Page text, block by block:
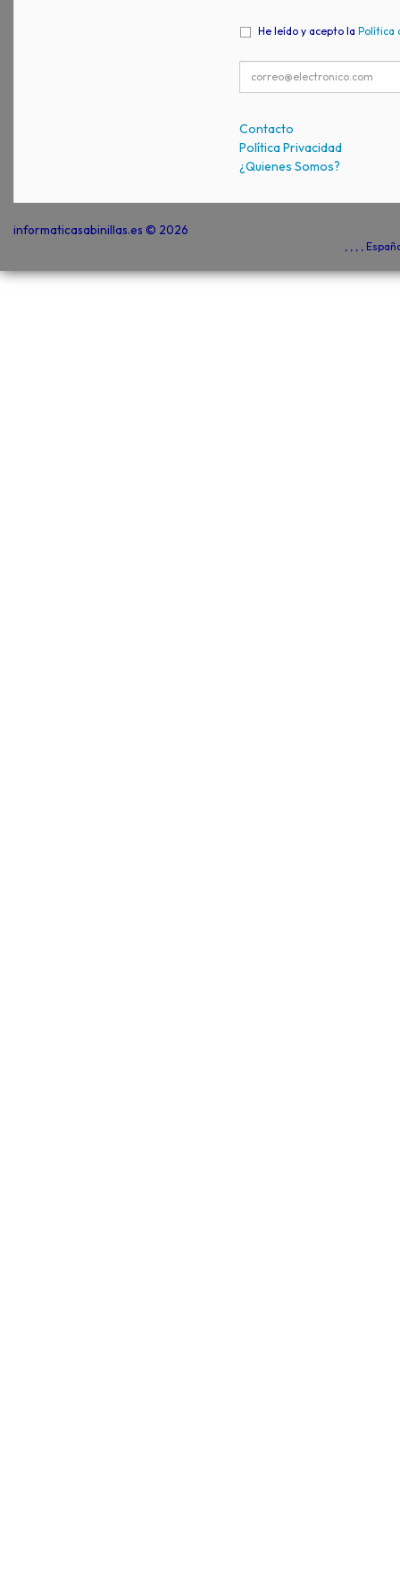
He leído y acepto la Política
Contacto
Política Privacidad
¿Quienes Somos?
informaticasabinillas.es © 2026
, , , ,